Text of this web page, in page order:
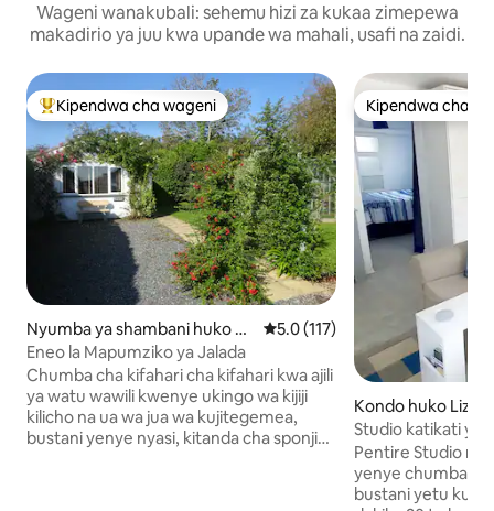
Wageni wanakubali: sehemu hizi za kukaa zimepewa
makadirio ya juu kwa upande wa mahali, usafi na zaidi.
Kipendwa maarufu cha wageni
Kipendwa cha wageni
Nyumba ya shambani huko C
overack
Ukadiriaji wa wastani wa 5.0
5.0 (117)
Eneo la Mapumziko ya Jalada
Chumba cha kifahari cha kifahari kwa ajili
ya watu wawili kwenye ukingo wa kijiji
kilicho na ua wa jua wa kujitegemea,
bustani yenye nyasi, kitanda cha sponji
Kipendwa cha
Kipendwa cha
Kondo huko
Studio katikati ya
Pentire Studio ni
yenye chumba 1
bustani yetu